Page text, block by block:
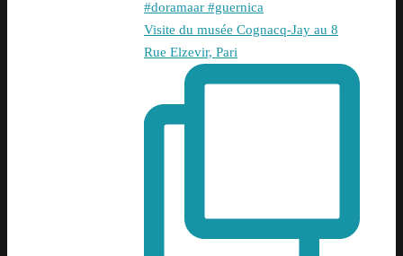
Visite du musée Cognacq-Jay au 8
Rue Elzevir, Pari